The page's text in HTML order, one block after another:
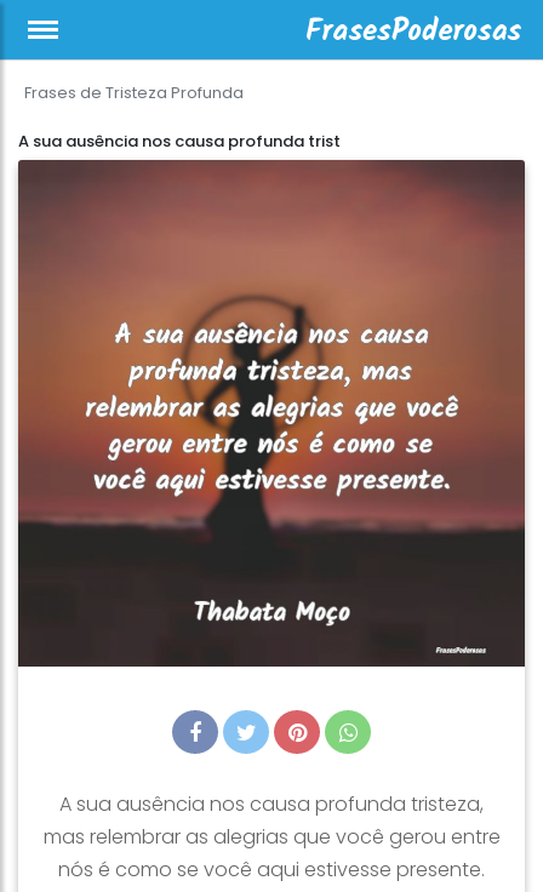
Frases de Tristeza Profunda
A sua ausência nos causa profunda trist
A sua ausência nos causa profunda tristeza,
mas relembrar as alegrias que você gerou entre
nós é como se você aqui estivesse presente.